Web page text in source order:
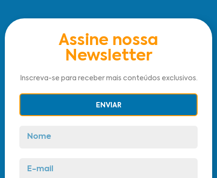
Assine nossa
Newsletter
Inscreva-se para receber mais conteúdos exclusivos.
ENVIAR